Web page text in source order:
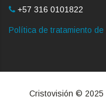
+57 316 0101822
Política de tratamiento de
Cristovisión © 2025